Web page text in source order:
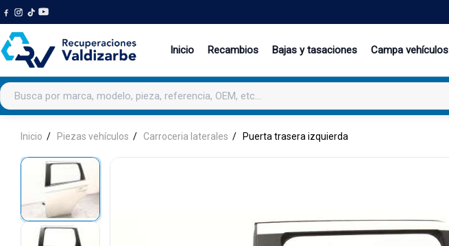
Inicio Recambios Bajas y tasaciones Campa vehículos
Buscar productos
Inicio Piezas vehículos Carroceria laterales Puerta trasera izquierda